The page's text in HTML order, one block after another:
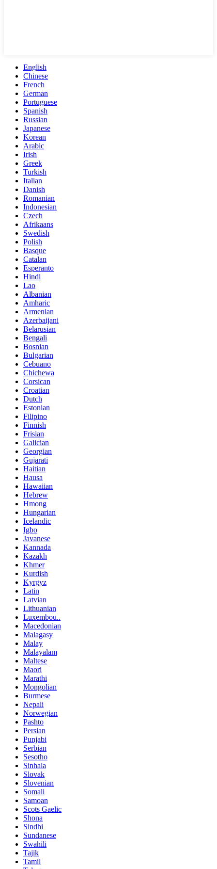
English
Chinese
French
German
Portuguese
Spanish
Russian
Japanese
Korean
Arabic
Irish
Greek
Turkish
Italian
Danish
Romanian
Indonesian
Czech
Afrikaans
Swedish
Polish
Basque
Catalan
Esperanto
Hindi
Lao
Albanian
Amharic
Armenian
Azerbaijani
Belarusian
Bengali
Bosnian
Bulgarian
Cebuano
Chichewa
Corsican
Croatian
Dutch
Estonian
Filipino
Finnish
Frisian
Galician
Georgian
Gujarati
Haitian
Hausa
Hawaiian
Hebrew
Hmong
Hungarian
Icelandic
Igbo
Javanese
Kannada
Kazakh
Khmer
Kurdish
Kyrgyz
Latin
Latvian
Lithuanian
Luxembou..
Macedonian
Malagasy
Malay
Malayalam
Maltese
Maori
Marathi
Mongolian
Burmese
Nepali
Norwegian
Pashto
Persian
Punjabi
Serbian
Sesotho
Sinhala
Slovak
Slovenian
Somali
Samoan
Scots Gaelic
Shona
Sindhi
Sundanese
Swahili
Tajik
Tamil